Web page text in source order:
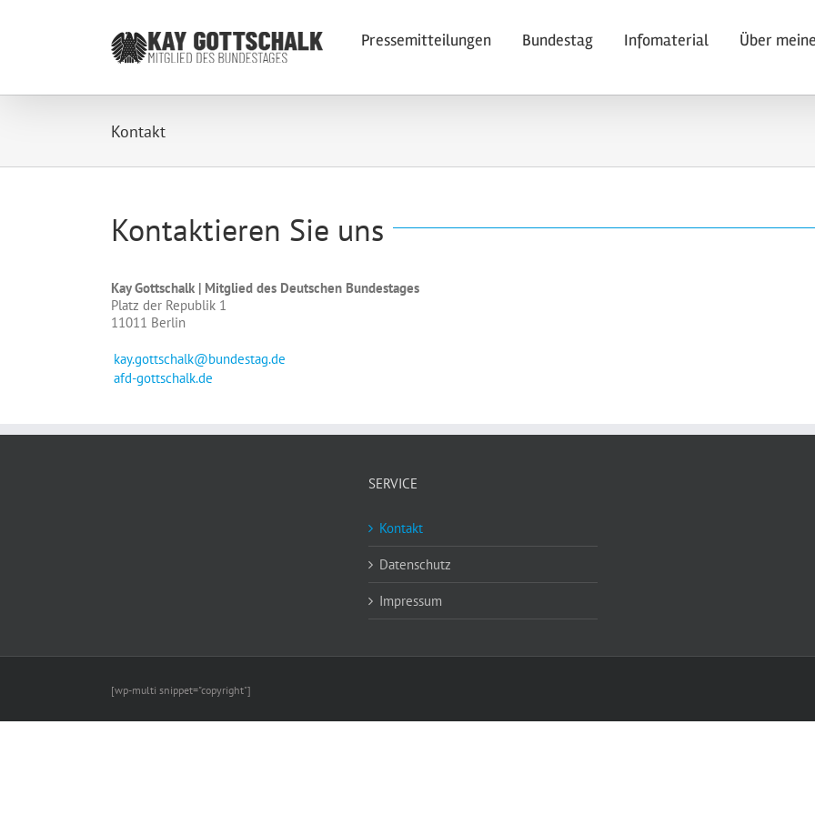
Pressemitteilungen Bundestag Infomaterial Über
Kontakt
Kontaktieren Sie uns
Kay Gottschalk | Mitglied des Deutschen Bundestages
Platz der Republik 1
11011 Berlin
kay.gottschalk@bundestag.de
afd-gottschalk.de
SERVICE
Kontakt
Datenschutz
Impressum
[wp-multi snippet="copyright"]